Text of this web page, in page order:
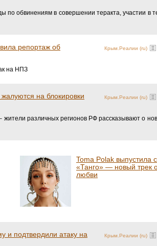
по обвинениям в совершении теракта, участии в
Крым.Реалии (ru)
репортаж об
на НПЗ
Крым.Реалии (ru)
на блокировки
различных регионов РФ рассказывают о
Toma Polak выпустила
«Танго» — новый трек
любви
Крым.Реалии (ru)
и подтвердили атаку на